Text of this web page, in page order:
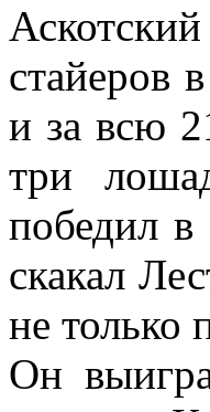
стайеров
и за всю
три
победил
скакал
не только
Он